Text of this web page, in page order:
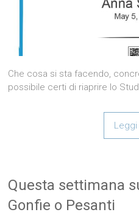
Che cosa si sta facendo,
possibile certi di riaprire lo
Questa settimana
Gonfie o Pesanti